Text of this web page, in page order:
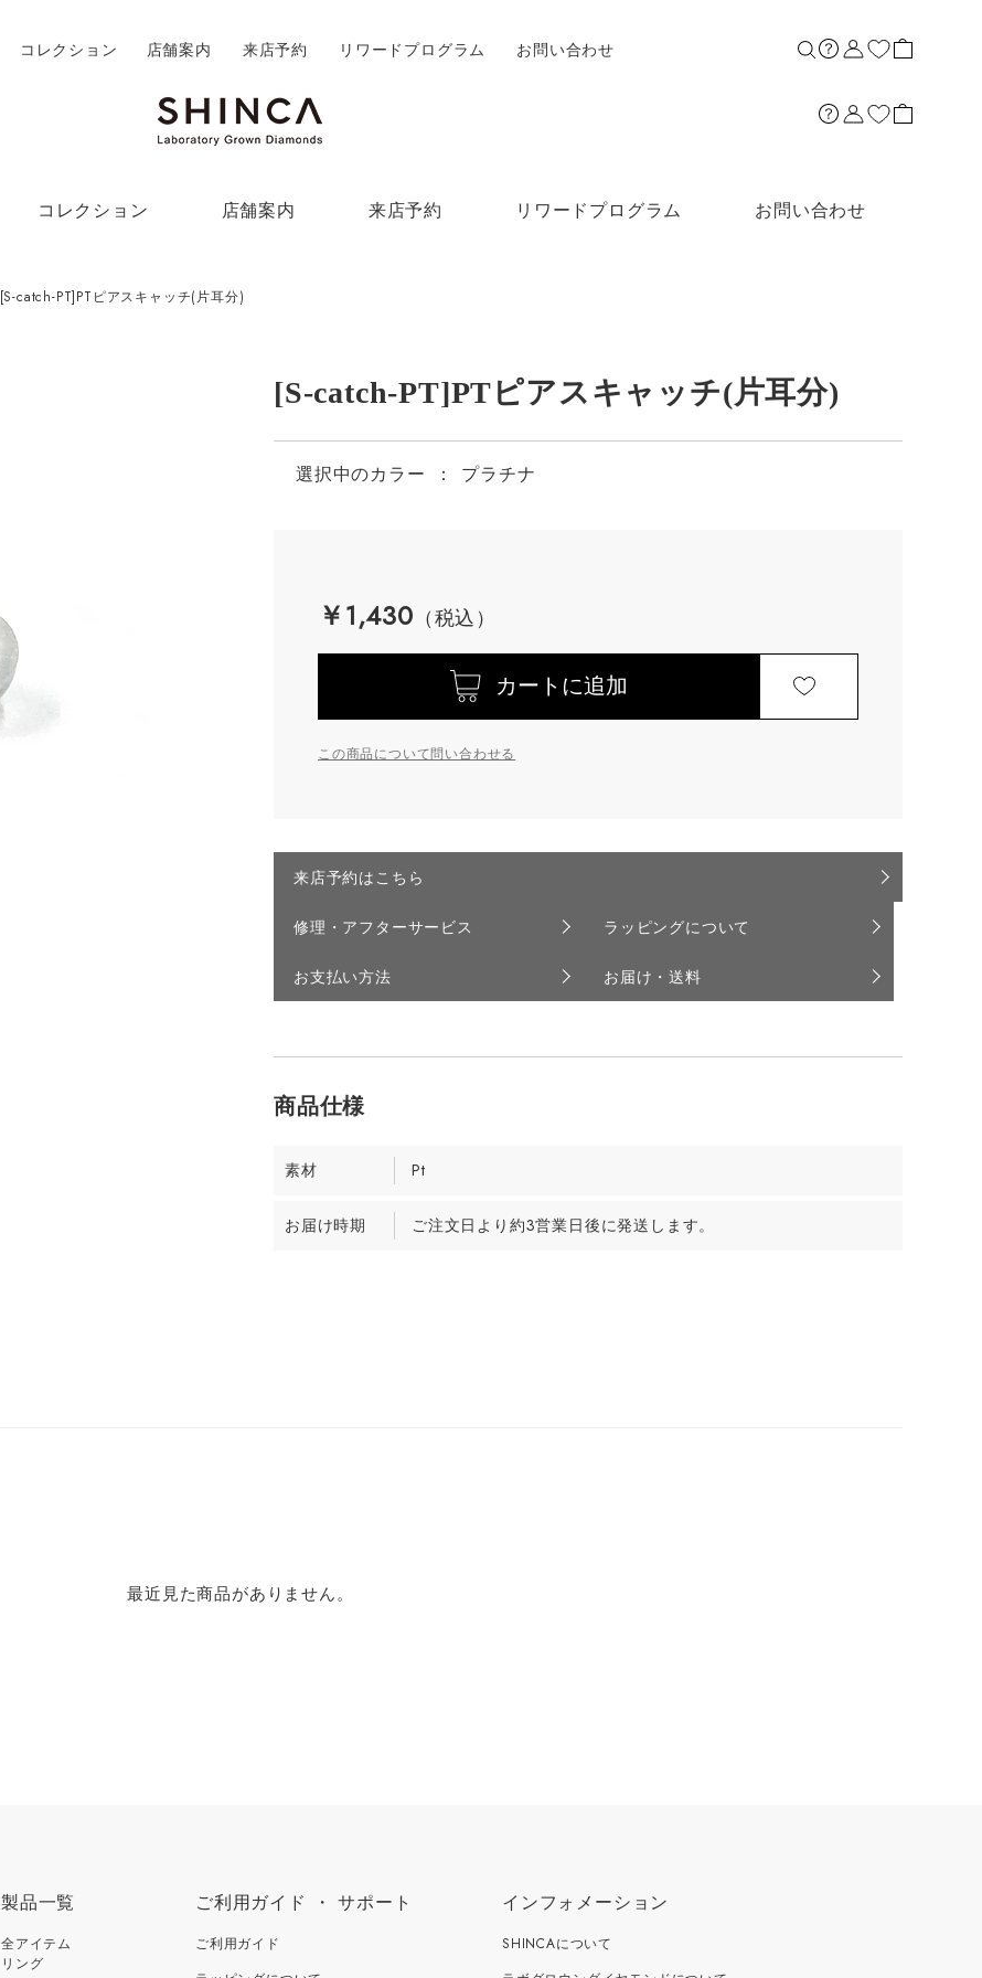
コレクション 店舗案内 来店予約 リワードプログラム お問い合わせ
コレクション 店舗案内 来店予約 リワードプログラム お問い合わせ
[S-catch-PT]PTピアスキャッチ(片耳分)
[S-catch-PT]PTピアスキャッチ(片耳分)
選択中のカラー ： プラチナ
￥1,430
カートに追加
この商品について問い合わせる
来店予約はこちら
修理・アフターサービス ラッピングについて
お支払い方法 お届け・送料
素材 Pt
お届け時期 ご注文日より約3営業日後に発送します。
最近見た商品がありません。
製品一覧
全アイテム
リング
ご利用ガイド ・ サポート
ご利用ガイド
インフォメーション
SHINCAについて